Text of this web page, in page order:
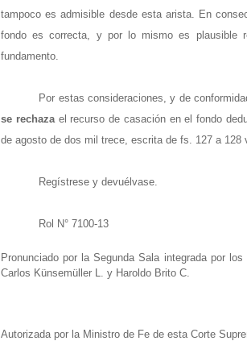
tampoco es admisible desde esta arista. En
fondo es correcta, y por lo mismo es plausible
fundamento.
Por estas consideraciones, y de
se rechazael recurso de casación en el fondo
de agosto de dos mil trece, escrita de fs. 127 a 128
Regístrese y devuélvase.
Rol N° 7100-13
Pronunciado por la Segunda Sala integrada por
Carlos Künsemüller L. y Haroldo Brito C.
Autorizada por la Ministro de Fe de esta Corte